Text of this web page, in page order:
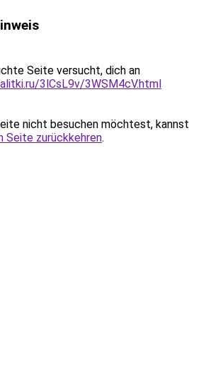
Seite versucht, dich an
3lCsL9v/3WSM4cV.html
nicht besuchen möchtest, kannst
Seite zurückkehren.